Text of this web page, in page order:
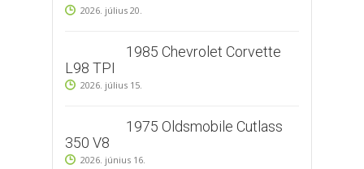
2026. július 20.
1985 Chevrolet Corvette
L98 TPI
2026. július 15.
1975 Oldsmobile Cutlass
350 V8
2026. június 16.